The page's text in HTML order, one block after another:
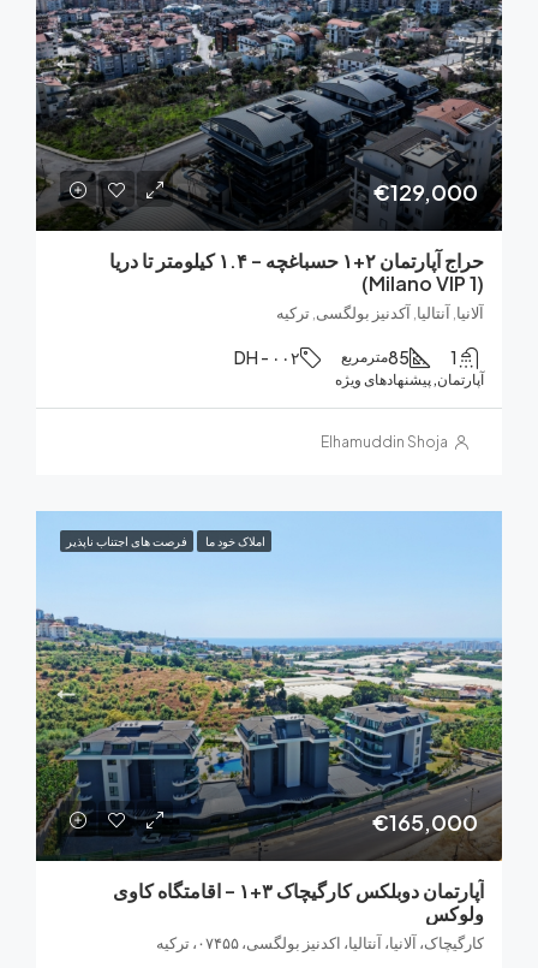
حراج آپارتمان ۲+۱ حسباغچه – ۱.۴ کیلومتر تا دریا
آنتالیا, آکدنیز بولگسی, ترکیه
85مترمربع DH - ۰۰۲
پیشنهادهای ویژه
Elhamuddin Shoja
فرصت های اجتناب ناپذیر
آپارتمان دوبلکس کارگیچاک ۳+۱ – اقامتگاه کاوی
آلانیا، آنتالیا، اکدنیز بولگسی، ۰۷۴۵۵، ترکیه